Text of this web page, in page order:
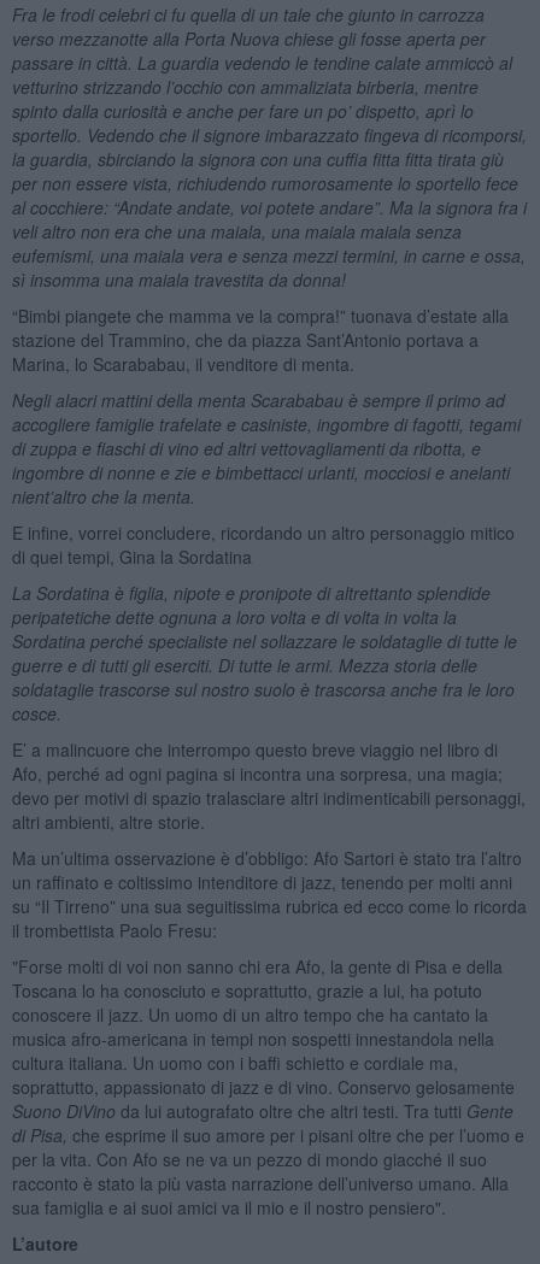
Fra le frodi celebri ci fu quella di un tale che giunto in carrozza
verso mezzanotte alla Porta Nuova chiese gli fosse aperta per
passare in città. La guardia vedendo le tendine calate ammiccò al
vetturino strizzando l’occhio con ammaliziata birberia, mentre
spinto dalla curiosità e anche per fare un po’ dispetto, aprì lo
sportello. Vedendo che il signore imbarazzato fingeva di ricomporsi,
la guardia, sbirciando la signora con una cuffia fitta fitta tirata giù
per non essere vista, richiudendo rumorosamente lo sportello fece
al cocchiere: “Andate andate, voi potete andare”. Ma la signora fra i
veli altro non era che una maiala, una maiala maiala senza
eufemismi, una maiala vera e senza mezzi termini, in carne e ossa,
sì insomma una maiala travestita da donna!
“Bimbi piangete che mamma ve la compra!” tuonava d’estate alla
stazione del Trammino, che da piazza Sant’Antonio portava a
Marina, lo Scarababau, il venditore di menta.
Negli alacri mattini della menta Scarababau è sempre il primo ad
accogliere famiglie trafelate e casiniste, ingombre di fagotti, tegami
di zuppa e fiaschi di vino ed altri vettovagliamenti da ribotta, e
ingombre di nonne e zie e bimbettacci urlanti, mocciosi e anelanti
nient’altro che la menta.
E infine, vorrei concludere, ricordando un altro personaggio mitico
di quei tempi, Gina la Sordatina
La Sordatina è figlia, nipote e pronipote di altrettanto splendide
peripatetiche dette ognuna a loro volta e di volta in volta la
Sordatina perché specialiste nel sollazzare le soldataglie di tutte le
guerre e di tutti gli eserciti. Di tutte le armi. Mezza storia delle
soldataglie trascorse sul nostro suolo è trascorsa anche fra le loro
cosce.
E’ a malincuore che interrompo questo breve viaggio nel libro di
Afo, perché ad ogni pagina si incontra una sorpresa, una magia;
devo per motivi di spazio tralasciare altri indimenticabili personaggi,
altri ambienti, altre storie.
Ma un’ultima osservazione è d’obbligo: Afo Sartori è stato tra l’altro
un raffinato e coltissimo intenditore di jazz, tenendo per molti anni
su “Il Tirreno” una sua seguitissima rubrica ed ecco come lo ricorda
il trombettista Paolo Fresu:
"Forse molti di voi non sanno chi era Afo, la gente di Pisa e della
Toscana lo ha conosciuto e soprattutto, grazie a lui, ha potuto
conoscere il jazz. Un uomo di un altro tempo che ha cantato la
musica afro-americana in tempi non sospetti innestandola nella
cultura italiana. Un uomo con i baffi schietto e cordiale ma,
soprattutto, appassionato di jazz e di vino. Conservo gelosamente
Suono DiVino da lui autografato oltre che altri testi. Tra tutti Gente
di Pisa, che esprime il suo amore per i pisani oltre che per l’uomo e
per la vita. Con Afo se ne va un pezzo di mondo giacché il suo
racconto è stato la più vasta narrazione dell’universo umano. Alla
sua famiglia e ai suoi amici va il mio e il nostro pensiero".
L’autore